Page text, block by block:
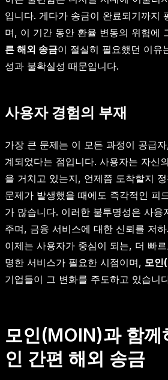
입니다. 게다가 송금이 완료되기까지
며, 이 기간 동안 환율 변동의 위험에
른 해외 송금이 절실히 필요했던 이유
성과 불확실성 때문입니다.
사용자 경험의 부재
가장 큰 문제는 이 모든 과정이 공급
계되었다는 점입니다. 사용자는 자신
을 거치고 있는지, 언제쯤 도착할지
문제가 발생했을 때에도 즉각적인 피
가 많습니다. 이러한 불투명성은 사용
주며, 금융 서비스에 대한 신뢰를 저
이제는 사용자가 중심이 되는, 더 빠
명한 서비스가 필요한 시점이며, 모인
기업들이 그 변화를 주도하고 있습니
모인(MOIN)과 함께
인 간편 해외 송금